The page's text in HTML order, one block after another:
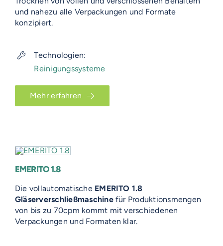
und nahezu alle Verpackungen und Formate
konzipiert.
Technologien:
Reinigungssysteme
Mehr erfahren
EMERITO 1.8
Die vollautomatische EMERITO 1.8
Gläserverschließmaschinefür Produktionsmengen
von bis zu 70cpm kommt mit verschiedenen
Verpackungen und Formaten klar.